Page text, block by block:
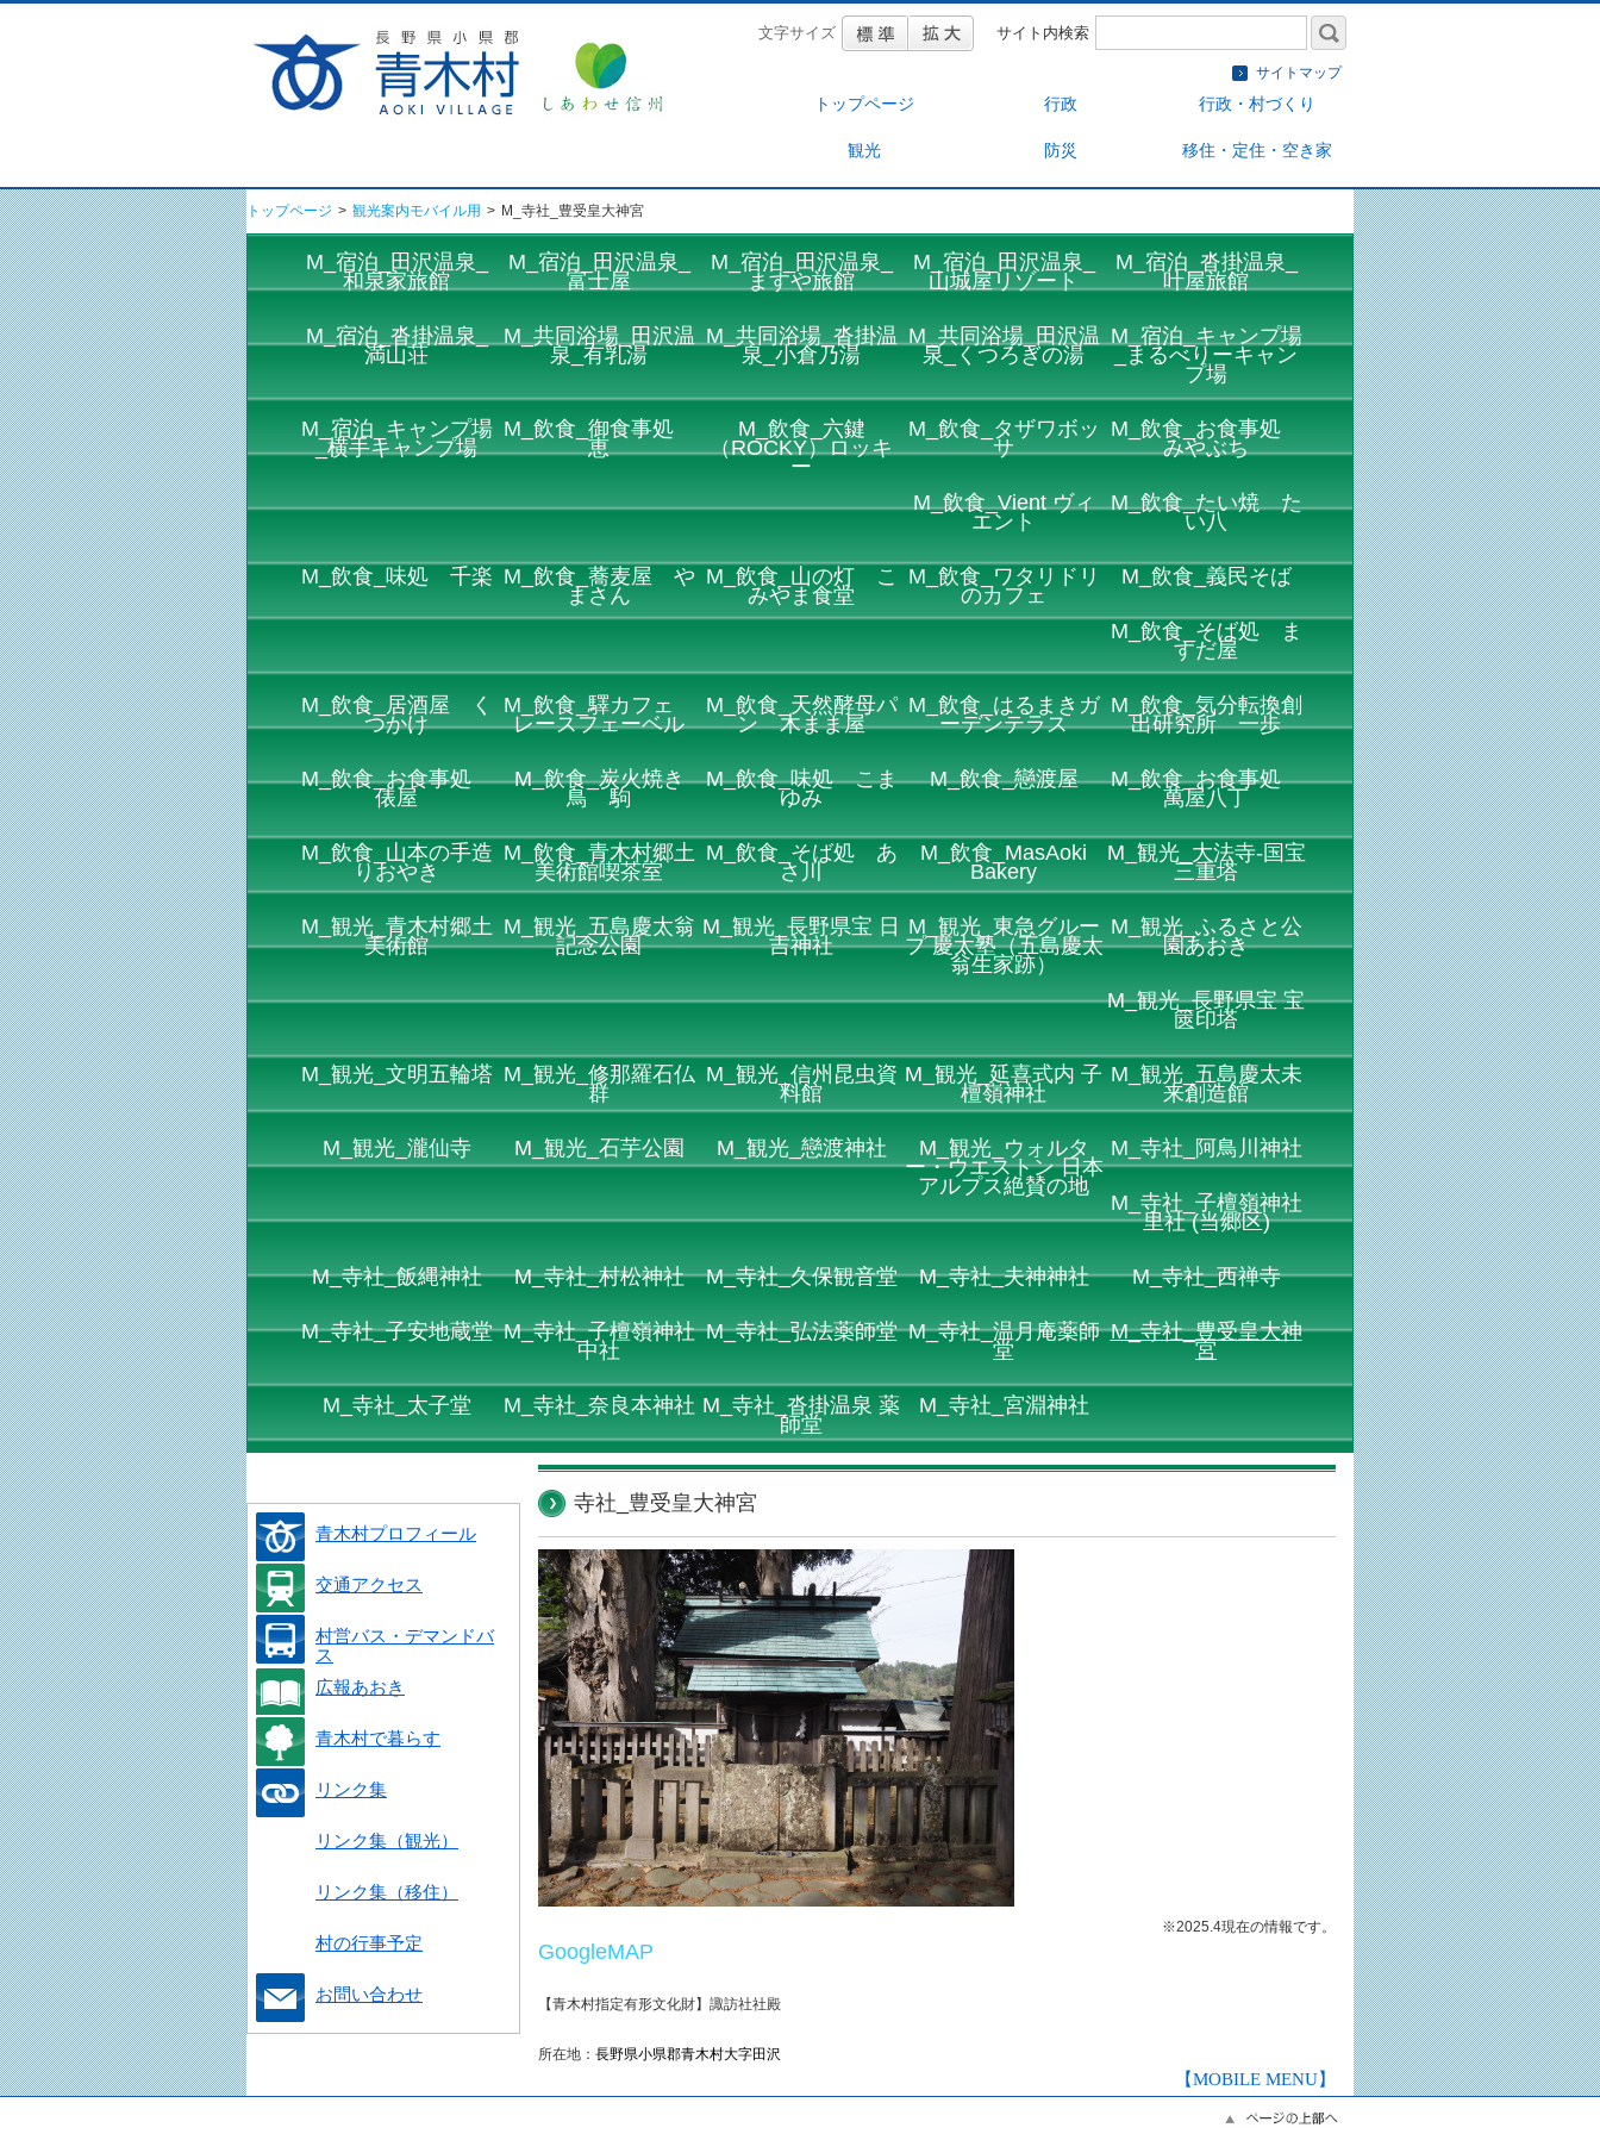
文字サイズ サイト内検索
サイトマップ
トップページ 行政 行政・村づくり
観光 防災 移住・定住・空き家
トップページ > 観光案内モバイル用 > M_寺社_豊受皇大神宮
M_宿泊_田沢温泉_
和泉家旅館
M_宿泊_田沢温泉_
富士屋
M_宿泊_田沢温泉_
ますや旅館
M_宿泊_田沢温泉_
山城屋リゾート
M_宿泊_沓掛温泉_
叶屋旅館
M_宿泊_沓掛温泉_
満山荘
M_共同浴場_田沢温
泉_有乳湯
M_共同浴場_沓掛温
泉_小倉乃湯
M_共同浴場_田沢温
泉_くつろぎの湯
M_宿泊_キャンプ場
_まるべりーキャン
プ場
M_宿泊_キャンプ場
_横手キャンプ場
M_飲食_御食事処
恵
M_飲食_六鍵
（ROCKY）ロッキ
ー
M_飲食_タザワボッ
サ
M_飲食_お食事処
みやぶち
M_飲食_Vient ヴィ
エント
M_飲食_たい焼 た
い八
M_飲食_味処 千楽 M_飲食_蕎麦屋 や
まさん
M_飲食_山の灯 こ
みやま食堂
M_飲食_ワタリドリ
のカフェ
M_飲食_義民そば
M_飲食_そば処 ま
すだ屋
M_飲食_居酒屋 く
つかけ
M_飲食_驛カフェ
レースフェーベル
M_飲食_天然酵母パ
ン 木まま屋
M_飲食_はるまきガ
ーデンテラス
M_飲食_気分転換創
出研究所 一歩
M_飲食_お食事処
俵屋
M_飲食_炭火焼き
鳥 駒
M_飲食_味処 こま
ゆみ
M_飲食_戀渡屋
M_飲食_お食事処
萬屋八丁
M_飲食_山本の手造
りおやき
M_飲食_青木村郷土
美術館喫茶室
M_飲食_そば処 あ
さ川
M_飲食_MasAoki
Bakery
M_観光_大法寺-国宝
三重塔
M_観光_青木村郷土
美術館
M_観光_五島慶太翁
記念公園
M_観光_長野県宝 日
吉神社
M_観光_東急グルー
プ 慶太塾（五島慶太
翁生家跡）
M_観光_ふるさと公
園あおき
M_観光_長野県宝 宝
篋印塔
M_観光_文明五輪塔 M_観光_修那羅石仏
群
M_観光_信州昆虫資
料館
M_観光_延喜式内 子
檀嶺神社
M_観光_五島慶太未
来創造館
M_観光_瀧仙寺 M_観光_石芋公園 M_観光_戀渡神社
M_観光_ウォルタ
ー・ウエストン 日本
アルプス絶賛の地
M_寺社_阿鳥川神社
M_寺社_子檀嶺神社
里社 (当郷区)
M_寺社_飯縄神社 M_寺社_村松神社 M_寺社_久保観音堂 M_寺社_夫神神社 M_寺社_西禅寺
M_寺社_子安地蔵堂 M_寺社_子檀嶺神社
中社
M_寺社_弘法薬師堂 M_寺社_温月庵薬師
堂
M_寺社_豊受皇大神
宮
M_寺社_太子堂 M_寺社_奈良本神社 M_寺社_沓掛温泉 薬
師堂
M_寺社_宮淵神社
青木村プロフィール
交通アクセス
村営バス・デマンドバ
ス
広報あおき
青木村で暮らす
リンク集
リンク集（観光）
リンク集（移住）
村の行事予定
お問い合わせ
寺社_豊受皇大神宮
※2025.4現在の情報です。
GoogleMAP
【青木村指定有形文化財】諏訪社社殿
所在地： 長野県小県郡青木村大字田沢
【MOBILE MENU】